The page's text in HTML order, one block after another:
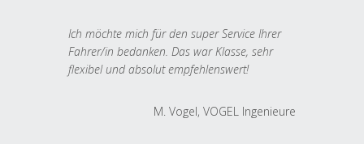
Ich möchte mich für den super Service Ihrer
Fahrer/in bedanken. Das war Klasse, sehr
flexibel und absolut empfehlenswert!
M. Vogel, VOGEL Ingenieure